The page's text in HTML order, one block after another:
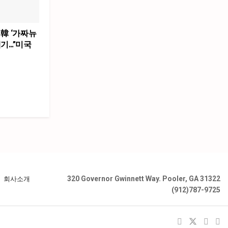
‘가짜뉴
…”미국
회사소개
320 Governor Gwinnett Way. Pooler, GA 31322
(912)787-9725